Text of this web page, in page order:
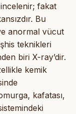
fakat
Bu
anormal vücut
teknikleri
biri X-ray’dir.
kemik
kafatası,